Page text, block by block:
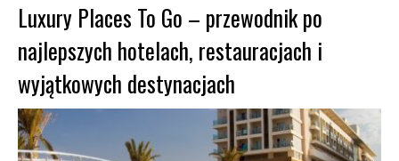
Luxury Places To Go – przewodnik po
najlepszych hotelach, restauracjach i
wyjątkowych destynacjach